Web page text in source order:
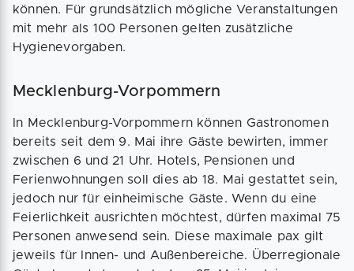
können. Für grundsätzlich mögliche Veranstaltungen
mit mehr als 100 Personen gelten zusätzliche
Hygienevorgaben.
Mecklenburg-Vorpommern
In Mecklenburg-Vorpommern können Gastronomen
bereits seit dem 9. Mai ihre Gäste bewirten, immer
zwischen 6 und 21 Uhr. Hotels, Pensionen und
Ferienwohnungen soll dies ab 18. Mai gestattet sein,
jedoch nur für einheimische Gäste. Wenn du eine
Feierlichkeit ausrichten möchtest, dürfen maximal 75
Personen anwesend sein. Diese maximale pax gilt
jeweils für Innen- und Außenbereiche. Überregionale